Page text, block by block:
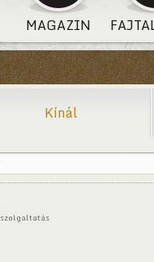
MAGAZIN
Kínál
szolgaltatás